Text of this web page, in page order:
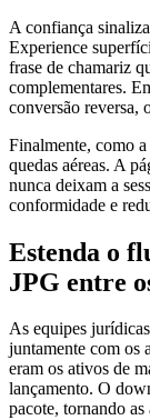
A confiança
Experience
frase de chamariz
complementares.
conversão reversa,
Finalmente, como
quedas aéreas. A
nunca deixam a
conformidade e
Estenda o
JPG entre
As equipes
juntamente com os
eram os ativos de
lançamento. O
pacote, tornando